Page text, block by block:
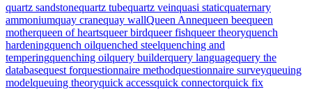
quartz sandstonequartz tubequartz veinquasi staticquaternary
ammoniumquay cranequay wallQueen Annequeen beequeen
motherqueen of heartsqueer birdqueer fishqueer theoryquench
hardeningquench oilquenched steelquenching and
temperingquenching oilquery builderquery languagequery the
databasequest forquestionnaire methodquestionnaire surveyqueuing
modelqueuing theoryquick accessquick connectorquick fix